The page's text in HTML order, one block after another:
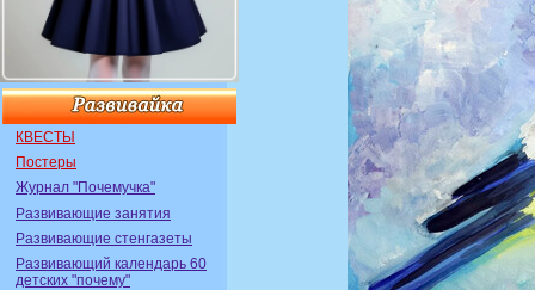
КВЕСТЫ
Постеры
Журнал "Почемучка"
Развивающие занятия
Развивающие стенгазеты
Развивающий календарь 60
детских "почему"